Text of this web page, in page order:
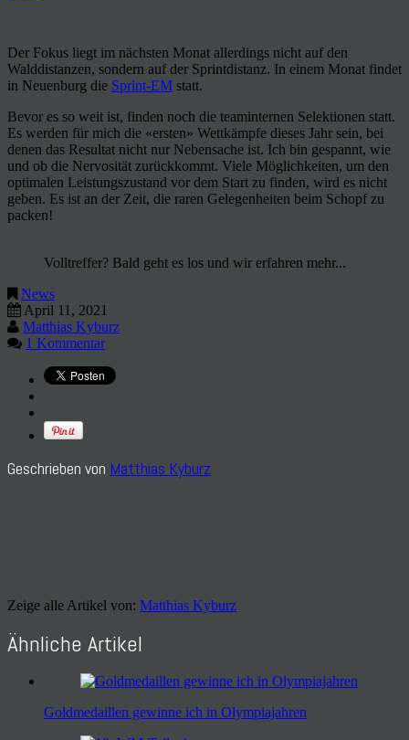
Der Fokus liegt im nächsten Monat allerdings nicht auf den
Walddistanzen, sondern auf der Sprintdistanz. In einem Monat findet
in Neuenburg die Sprint-EM statt.
Bevor es so weit ist, finden noch die teaminternen Selektionen statt.
Es werden für mich die «ersten» Wettkämpfe dieses Jahr sein, bei
denen das Resultat nicht nur Nebensache ist. Ich bin gespannt, wie
und ob die Nervosität zurückkommt. Viele Möglichkeiten, um den
optimalen Leistungszustand vor dem Start zu finden, wird es nicht
geben. Es ist an der Zeit, die raren Gelegenheiten beim Schopf zu
packen!
Volltreffer? Bald geht es los und wir erfahren mehr...
News
April 11, 2021
Matthias Kyburz
1 Kommentar
Geschrieben von Matthias Kyburz
Zeige alle Artikel von: Matthias Kyburz
Ähnliche Artikel
Goldmedaillen gewinne ich in Olympiajahren